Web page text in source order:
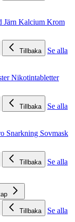
Järn Kalcium Krom
Tillbaka
Se alla
Nikotintabletter
Tillbaka
Se alla
Snarkning Sovmask
Tillbaka
Se alla
Tillbaka
Se alla